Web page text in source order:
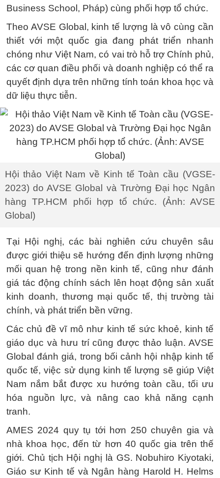
Business School, Pháp) cùng phối hợp tổ chức.
Theo AVSE Global, kinh tế lượng là vô cùng cần
thiết với một quốc gia đang phát triển nhanh
chóng như Việt Nam, có vai trò hỗ trợ Chính phủ,
các cơ quan điều phối và doanh nghiệp có thể ra
quyết định dựa trên những tính toán khoa học và
dữ liệu thực tiễn.
Hội thảo Việt Nam về Kinh tế Toàn cầu (VGSE-
2023) do AVSE Global và Trường Đại học Ngân
hàng TP.HCM phối hợp tổ chức. (Ảnh: AVSE
Global)
Tại Hội nghị, các bài nghiên cứu chuyên sâu
được giới thiệu sẽ hướng đến định lượng những
mối quan hệ trong nền kinh tế, cũng như đánh
giá tác động chính sách lên hoạt động sản xuất
kinh doanh, thương mại quốc tế, thị trường tài
chính, và phát triển bền vững.
Các chủ đề vĩ mô như kinh tế sức khoẻ, kinh tế
giáo dục và hưu trí cũng được thảo luận. AVSE
Global đánh giá, trong bối cảnh hội nhập kinh tế
quốc tế, việc sử dụng kinh tế lượng sẽ giúp Việt
Nam nắm bắt được xu hướng toàn cầu, tối ưu
hóa nguồn lực, và nâng cao khả năng cạnh
tranh.
AMES 2024 quy tụ tới hơn 250 chuyên gia và
nhà khoa học, đến từ hơn 40 quốc gia trên thế
giới. Chủ tịch Hội nghị là GS. Nobuhiro Kiyotaki,
Giáo sư Kinh tế và Ngân hàng Harold H. Helms